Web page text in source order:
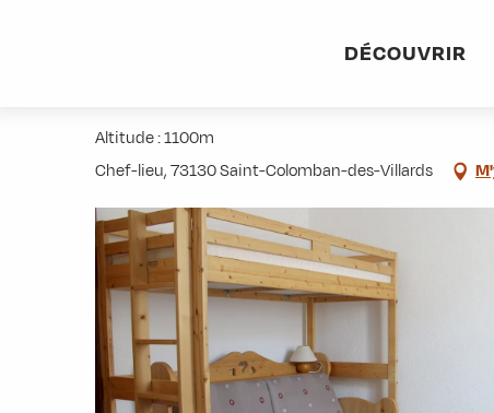
DÉCOUVRIR
Altitude : 1100m
Chef-lieu, 73130 Saint-Colomban-des-Villards